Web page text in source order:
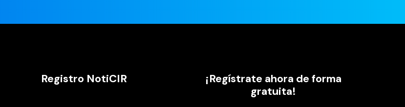
Registro NotiCIR
¡Regístrate ahora de forma
gratuita!